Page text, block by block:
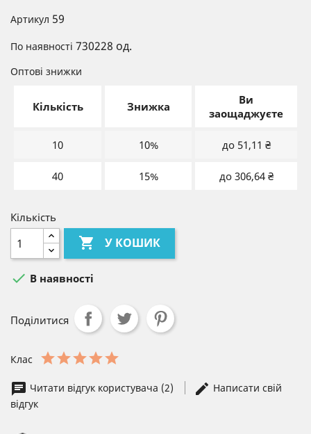
Артикул 59
По наявності 730228 од.
Оптові знижки
Кількість Знижка
Ви
заощаджуєте
10 10% до 51,11 ₴
40 15% до 306,64 ₴
Кількість
 У КОШИК
 В наявності
Поділитися
Клас
Читати відгук користувача (2)
Написати свій
відгук